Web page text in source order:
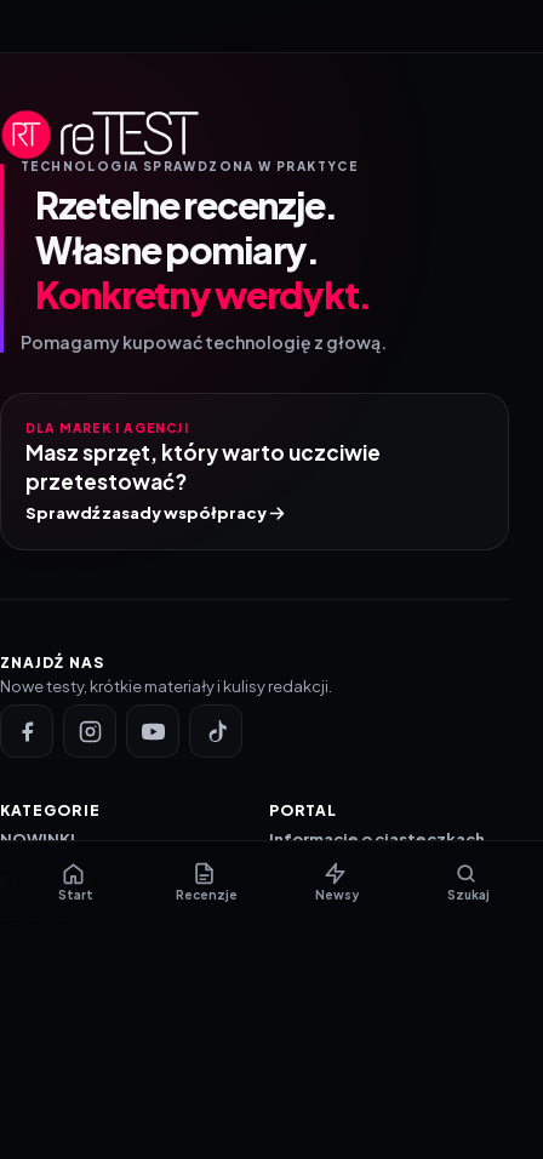
TECHNOLOGIA SPRAWDZONA W PRAKTYCE
Rzetelne recenzje.
Własne pomiary.
Konkretny werdykt.
Pomagamy kupować technologię z głową.
DLA MAREK I AGENCJI
Masz sprzęt, który warto uczciwie
przetestować?
Sprawdź zasady współpracy
ZNAJDŹ NAS
Nowe testy, krótkie materiały i kulisy redakcji.
KATEGORIE
NOWINKI
PORADNIKI
PORTAL
Informacje o ciasteczkach
Polityka prywatności
Start Recenzje Newsy Szukaj